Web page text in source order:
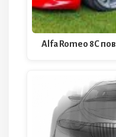
Alfa Romeo 8C